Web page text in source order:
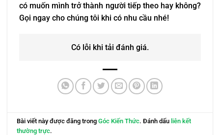
có muốn mình trở thành người tiếp theo hay không?
Gọi ngay cho chúng tôi khi có nhu cầu nhé!
Có lỗi khi tải đánh giá.
Bài viết này được đăng trongGóc Kiến Thức. Đánh dấu liên kết
thường trực.